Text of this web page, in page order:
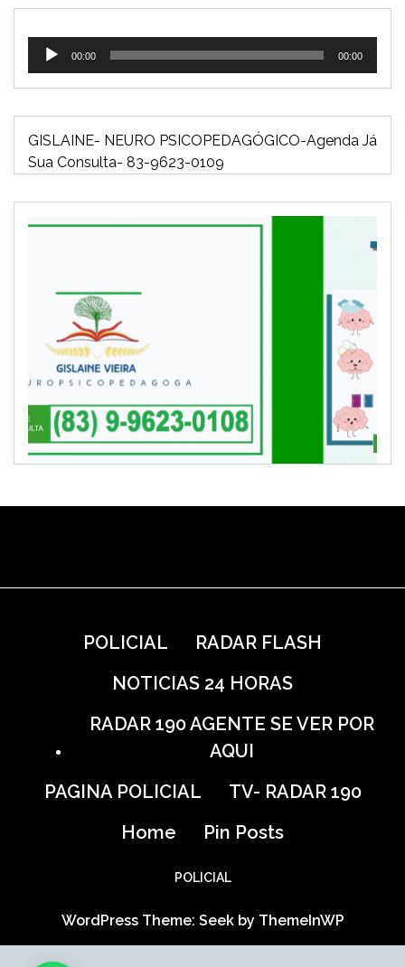
Tocador
áudio
00:00 00:00
GISLAINE- NEURO PSICOPEDAGÓGICO-Agenda Já
Sua Consulta- 83-9623-0109
POLICIAL
RADAR FLASH
NOTICIAS 24 HORAS
RADAR 190 AGENTE SE VER POR
AQUI
PAGINA POLICIAL
TV- RADAR 190
Home
Pin Posts
POLICIAL
WordPress Theme: Seek by ThemeInWP